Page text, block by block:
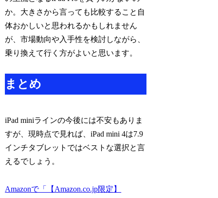
か。大きさから言っても比較すること自
体おかしいと思われるかもしれません
が、市場動向や入手性を検討しながら、
乗り換えて行く方がよいと思います。
まとめ
iPad miniラインの今後には不安もありま
すが、現時点で見れば、iPad mini 4は7.9
インチタブレットではベストな選択と言
えるでしょう。
Amazonで「【Amazon.co.jp限定】